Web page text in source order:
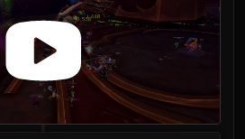
Staghelm
of Deathwing
of Deathwing
AR PALACE
the Devourer